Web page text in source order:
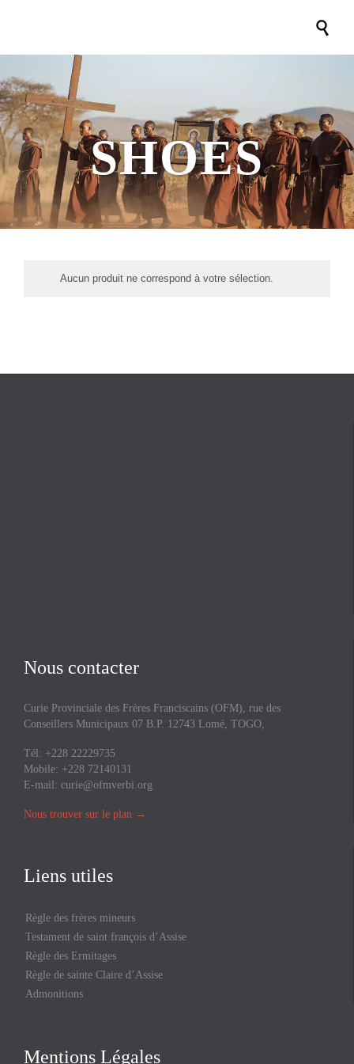

SHOES
Aucun produit ne correspond à votre sélection.
Nous contacter
Curie Provinciale des Frères Franciscains (OFM), rue des
Conseillers Municipaux 07 B.P. 12743 Lomé, TOGO,
Tél: +228 22229735
Mobile: +228 72140131
E-mail: curie@ofmverbi.org
Nous trouver sur le plan →
Liens utiles
Règle des frères mineurs
Testament de saint françois d’Assise
Règle des Ermitages
Règle de sainte Claire d’Assise
Admonitions
Mentions Légales